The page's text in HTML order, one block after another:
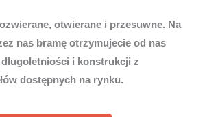
otwierane i przesuwne. Na
nas bramę otrzymujecie od nas
i konstrukcji z
dostępnych na rynku.